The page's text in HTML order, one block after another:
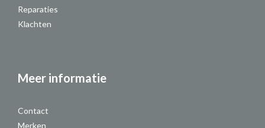
Reparaties
Klachten
Meer informatie
Contact
Merken